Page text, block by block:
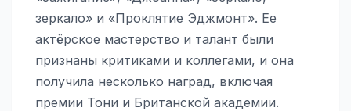
зеркало» и «Проклятие Эджмонт». Ее
актёрское мастерство и талант были
признаны критиками и коллегами, и она
получила несколько наград, включая
премии Тони и Британской академии.